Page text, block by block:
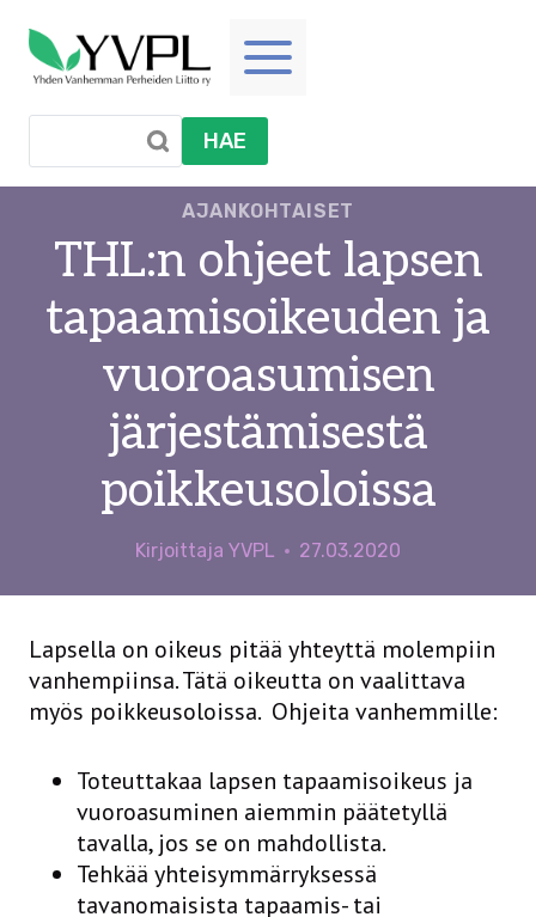
sisältöön
HAE
AJANKOHTAISET
THL:n ohjeet lapsen
tapaamisoikeuden ja
vuoroasumisen
järjestämisestä
poikkeusoloissa
Kirjoittaja YVPL 27.03.2020
Lapsella on oikeus pitää yhteyttä molempiin
vanhempiinsa. Tätä oikeutta on vaalittava
myös poikkeusoloissa. Ohjeita vanhemmille:
Toteuttakaa lapsen tapaamisoikeus ja
vuoroasuminen aiemmin päätetyllä
tavalla, jos se on mahdollista.
Tehkää yhteisymmärryksessä
tavanomaisista tapaamis- tai